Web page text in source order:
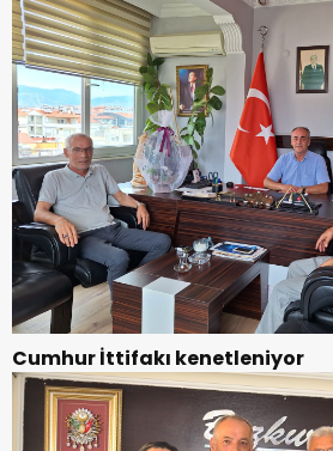
Cumhur İttifakı kenetleniyor